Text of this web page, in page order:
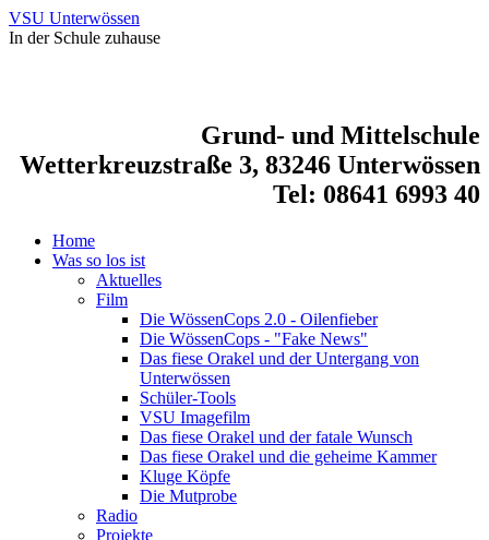
VSU Unterwössen
In der Schule zuhause
Grund- und Mittelschule
Wetterkreuzstraße 3, 83246 Unterwössen
Tel: 08641 6993 40
Home
Was so los ist
Aktuelles
Film
Die WössenCops 2.0 - Oilenfieber
Die WössenCops - "Fake News"
Das fiese Orakel und der Untergang von
Unterwössen
Schüler-Tools
VSU Imagefilm
Das fiese Orakel und der fatale Wunsch
Das fiese Orakel und die geheime Kammer
Kluge Köpfe
Die Mutprobe
Radio
Projekte